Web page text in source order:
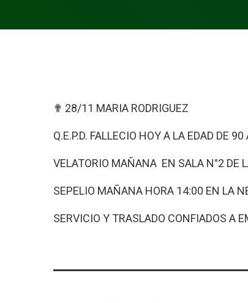
✟ 28/11 MARIA RODRIGUEZ
Q.E.P.D. FALLECIO HOY A LA EDAD DE
VELATORIO MAÑANA EN SALA N°2 DE
SEPELIO MAÑANA HORA 14:00 EN LA
SERVICIO Y TRASLADO CONFIADOS A